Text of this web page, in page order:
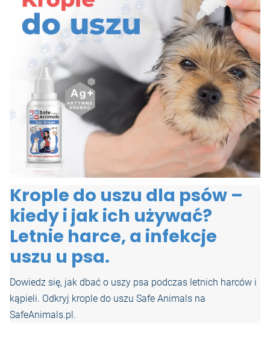
Krople do uszu dla psów –
kiedy i jak ich używać?
Letnie harce, a infekcje
uszu u psa.
Dowiedz się, jak dbać o uszy psa podczas letnich harców i
kąpieli. Odkryj krople do uszu Safe Animals na
SafeAnimals.pl.